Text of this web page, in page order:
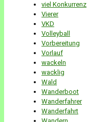
viel Konkurrenz
Vierer
VKD
Volleyball
Vorbereitung
Vorlauf
wackeln
wacklig
Wald
Wanderboot
Wanderfahrer
Wanderfahrt